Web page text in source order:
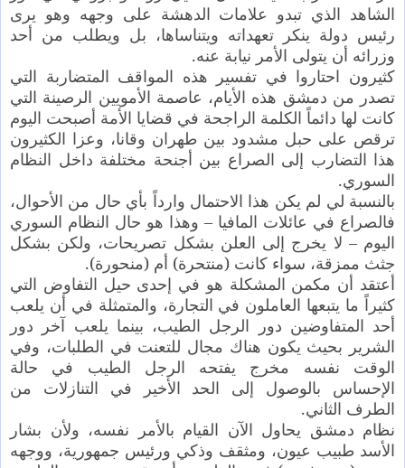
الشاهد الذي تبدو علامات الدهشة على وجهه وهو يرى
رئيس دولة ينكر تعهداته ويتناساها، بل ويطلب من أحد
وزرائه أن يتولى الأمر نيابة عنه.
كثيرون احتاروا في تفسير هذه المواقف المتضاربة التي
تصدر من دمشق هذه الأيام، عاصمة الأمويين الرصينة التي
كانت لها دائماً الكلمة الراجحة في قضايا الأمة أصبحت اليوم
ترقص على حبل مشدود بين طهران وقانا، وعزا الكثيرون
هذا التضارب إلى الصراع بين أجنحة مختلفة داخل النظام
السوري.
بالنسبة لي لم يكن هذا الاحتمال وارداً بأي حال من الأحوال،
فالصراع في عائلات المافيا – وهذا هو حال النظام السوري
اليوم – لا يخرج إلى العلن بشكل تصريحات، ولكن بشكل
جثث ممزقة، سواء كانت (منتحرة) أم (منحورة).
أعتقد أن مكمن المشكلة هو في إحدى حيل التفاوض التي
كثيراً ما يتبعها العاملون في التجارة، والمتمثلة في أن يلعب
أحد المتفاوضين دور الرجل الطيب، بينما يلعب آخر دور
الشرير بحيث يكون هناك مجال للتعنت في الطلبات، وفي
الوقت نفسه مخرج يفتحه الرجل الطيب في حالة
الإحساس بالوصول إلى الحد الأخير في التنازلات من
الطرف الثاني.
نظام دمشق يحاول الآن القيام بالأمر نفسه، ولأن بشار
الأسد طبيب عيون، ومثقف وذكي ورئيس جمهورية، ووجهه